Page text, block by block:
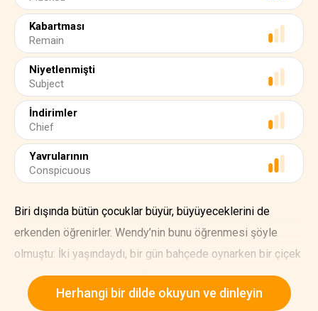
Kabartması
Remain
Niyetlenmişti
Subject
İndirimler
Chief
Yavrularının
Conspicuous
Biri dışında bütün çocuklar büyür, büyüyeceklerini de
erkenden öğrenirler. Wendy’nin bunu öğrenmesi şöyle
olmuştu: İki yaşındaydı, bir gün bahçede oynarken bir çiçek
kopartıp annesine koştu. Kim bilir nasıl şipşirindi ki annesi
Bayan Darling elini yüreğine bastırarak, “Ah, hep böyle
Herhangi bir dilde okuyun ve dinleyin